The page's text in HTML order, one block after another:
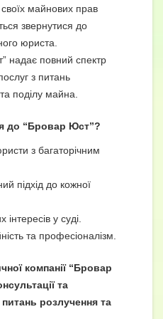
майнових прав
звернутися до
юриста.
надає повний спектр
з питань
поділу майна.
до “Бровар Юст”?
з багаторічним
підхід до кожної
у суді.
та професіоналізм.
компанії “Бровар
та
розлучення та